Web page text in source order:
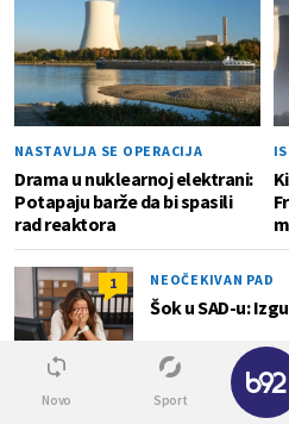
NASTAVLJA SE OPERACIJA
Drama u nuklearnoj elektrani:
Potapaju barže da bi spasili
rad reaktora
1 NEOČEKIVAN PAD
Šok u SAD-u:
Novo Sport
✕